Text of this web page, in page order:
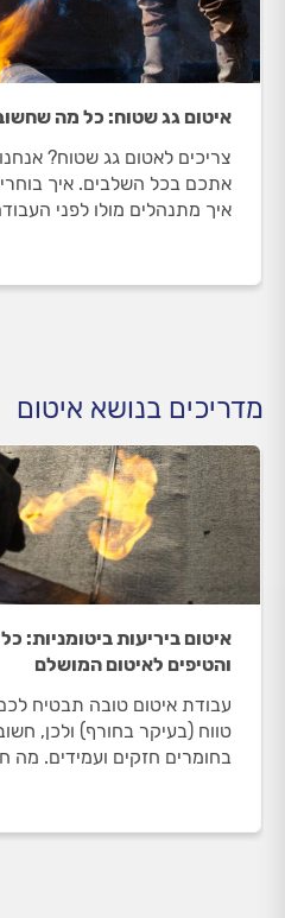
איטום גג שטוח: כל מה
צריכים לאטום גג שטוח?
אתכם בכל השלבים. איך
איך מתנהלים מולו לפני
מדריכים בנושא איטום
איטום ביריעות ביטומניות:
והטיפים לאיטום המושלם
עבודת איטום טובה תבטיח
טווח (בעיקר בחורף) ולכן,
בחומרים חזקים ועמידים. מה